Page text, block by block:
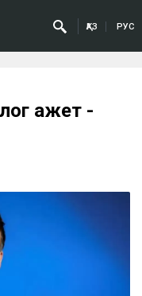
ҚАЗ РУС
қажет -